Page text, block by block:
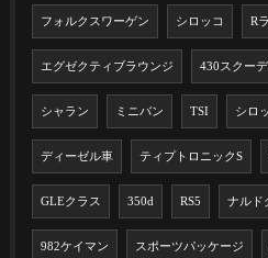
フォルクスワーゲン シロッコ R
エグゼクティブラウンジ 430スクー
シャラン ミニバン TSI シロ
ディーゼル車 ティプトロニックS
GLEクラス 350d RS5 ナルド
982ケイマン スポーツパッケージ